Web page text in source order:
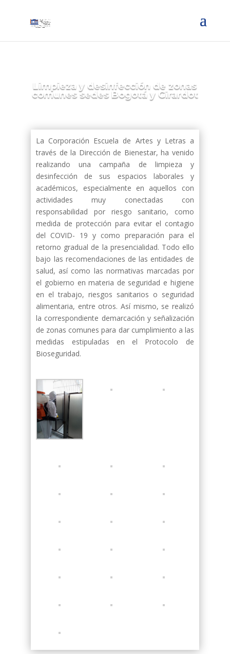
Limpieza y desinfección de zonas
comunes sedes Bogotá y Girardot
La Corporación Escuela de Artes y Letras a
través de la Dirección de Bienestar, ha venido
realizando una campaña de limpieza y
desinfección de sus espacios laborales y
académicos, especialmente en aquellos con
actividades muy conectadas con
responsabilidad por riesgo sanitario, como
medida de protección para evitar el contagio
del COVID- 19 y como preparación para el
retorno gradual de la presencialidad. Todo ello
bajo las recomendaciones de las entidades de
salud, así como las normativas marcadas por
el gobierno en materia de seguridad e higiene
en el trabajo, riesgos sanitarios o seguridad
alimentaria, entre otros. Así mismo, se realizó
la correspondiente demarcación y señalización
de zonas comunes para dar cumplimiento a las
medidas estipuladas en el Protocolo de
Bioseguridad.